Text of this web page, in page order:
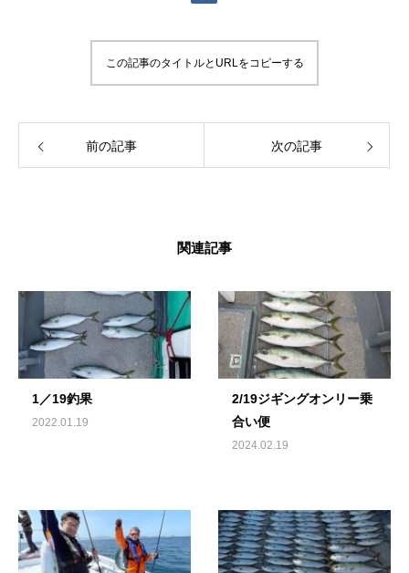
この記事のタイトルとURLをコピーする
前の記事 次の記事
関連記事
1／19釣果
2022.01.19
2/19ジギングオンリー乗
合い便
2024.02.19